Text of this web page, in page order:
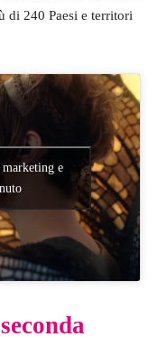
di 240 Paesi e territori
e